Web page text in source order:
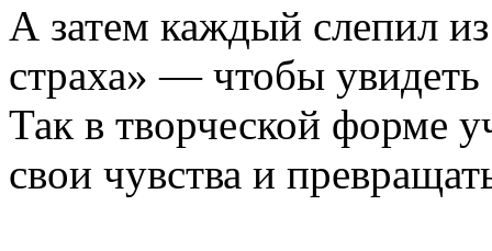
А затем каждый слепил
страха» — чтобы увидеть
Так в творческой форме
свои чувства и